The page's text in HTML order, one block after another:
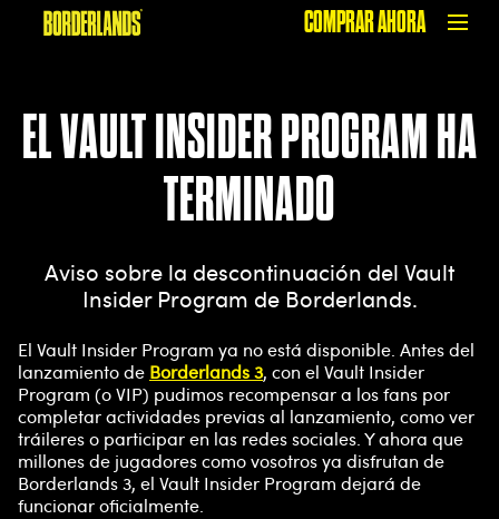
COMPRAR AHORA
EL VAULT INSIDER PROGRAM HA
TERMINADO
Aviso sobre la descontinuación del Vault
Insider Program de Borderlands.
El Vault Insider Program ya no está disponible. Antes del
lanzamiento de Borderlands 3, con el Vault Insider
Program (o VIP) pudimos recompensar a los fans por
completar actividades previas al lanzamiento, como ver
tráileres o participar en las redes sociales. Y ahora que
millones de jugadores como vosotros ya disfrutan de
Borderlands 3, el Vault Insider Program dejará de
funcionar oficialmente.